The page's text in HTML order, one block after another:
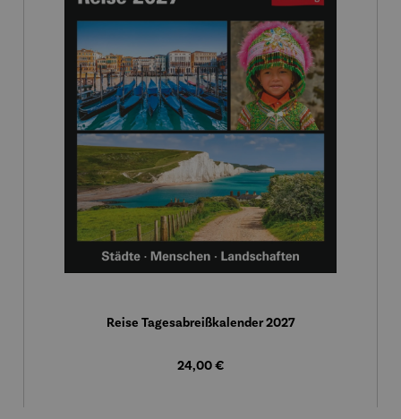
Reise Tagesabreißkalender 2027
Regulärer Preis:
24,00 €